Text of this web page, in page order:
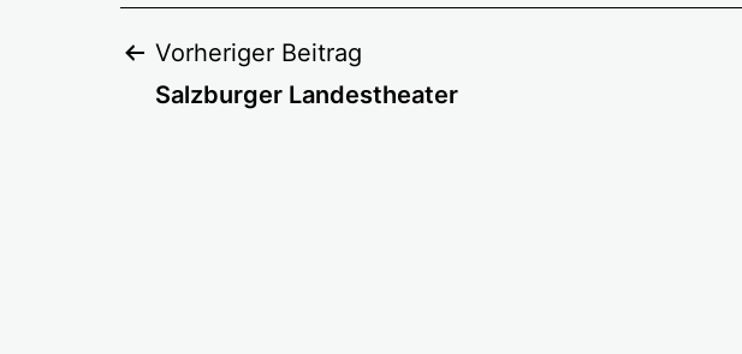
Beitragsnavigation
Vorheriger Beitrag
Salzburger Landestheater